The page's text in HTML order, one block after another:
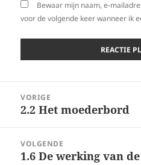
Bewaar mijn naam, e-
voor de volgende keer wanneer ik
VORIGE
Vorig
2.2 Het moederbord
VOLGENDE
Volgend
1.6 De werking van